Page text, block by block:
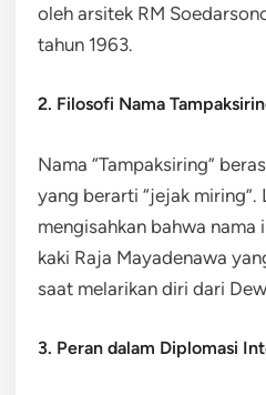
oleh arsitek RM
tahun 1963.
2. Filosofi Nama
Nama “Tampaksiring”
yang berarti “jejak
mengisahkan bahwa nama
kaki Raja Mayadenawa
saat melarikan diri dari
3. Peran dalam Diplomasi